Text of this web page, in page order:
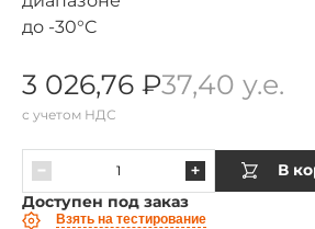
3 026,76 ₽37,40 у.е.
с учетом НДС
В
Доступен под заказ
Взять на тестирование